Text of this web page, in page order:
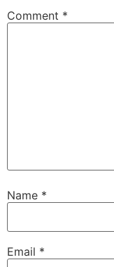
Comment *
Name *
Email *